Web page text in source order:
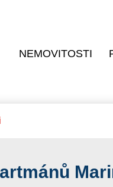
NEMOVITOSTI